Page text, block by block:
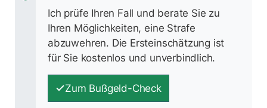
Ich prüfe Ihren Fall und berate Sie zu
Ihren Möglichkeiten, eine Strafe
abzuwehren. Die Ersteinschätzung ist
für Sie kostenlos und unverbindlich.
Zum Bußgeld-Check